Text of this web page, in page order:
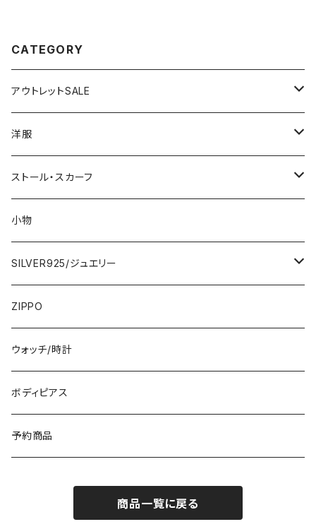
CATEGORY
アウトレットSALE
1000円
2000円
3000円
5000円
7000円
洋服
インポートワンピース
ロング・マキシ
ひざ・ミディ
トップス・カーディガン・アウター
カーディガン
イタリア製ジャケット
スカート・パンツ
ストール・スカーフ
大判ストール・ロングスカーフ
小さめスカーフ
コットンストール・スカーフ
冬物・マフラー
小物
SILVER925/ジュエリー
指輪・リング
ネックレス・ペンダントトップ
ピアス・イヤリング
ブレスレット・バングル
ZIPPO
ウォッチ/時計
ボディピアス
予約商品
商品一覧に戻る